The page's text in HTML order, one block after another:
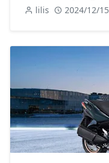
lilis 2024/12/15